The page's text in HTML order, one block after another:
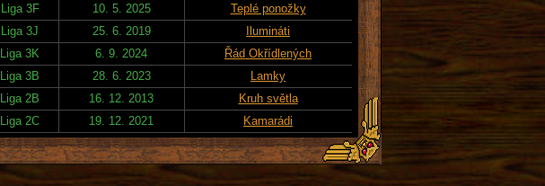
Liga 3F 10. 5. 2025
Teplé ponožky
Liga 3J 25. 6. 2019
Ilumináti
Liga 3K 6. 9. 2024
Řád Okřídlených
Liga 3B 28. 6. 2023
Lamky
Liga 2B 16. 12. 2013
Kruh světla
Liga 2C 19. 12. 2021 Kamarádi